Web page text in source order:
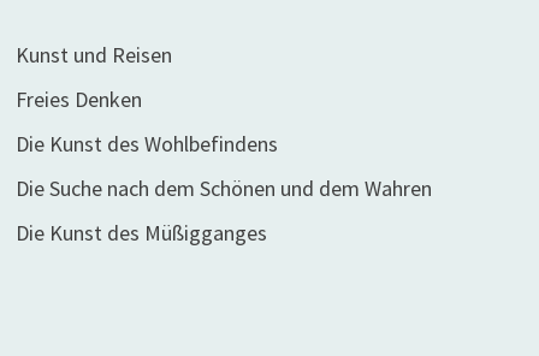
Kunst und Reisen
Freies Denken
Die Kunst des Wohlbefindens
Die Suche nach dem Schönen und dem Wahren
Die Kunst des Müßigganges